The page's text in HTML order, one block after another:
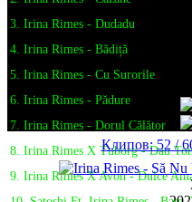
3. Irina Rimes - Dudadu
4. Irina Rimes - Bădiță
5. Irina Rimes - Cu Surorile
6. Irina Rimes - Pădure
7. Irina Rimes - Dorul Călător
8. Irina Rimes X Tuborg - Dau
9. Irina Rimes X Avon - Dulce
Клипов: 52 /